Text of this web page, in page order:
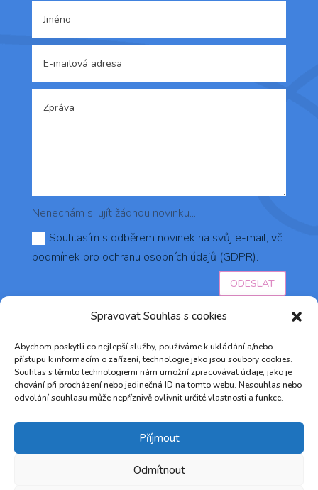
Spravovat Souhlas s cookies
Abychom poskytli co nejlepší služby, používáme k ukládání a/nebo
přístupu k informacím o zařízení, technologie jako jsou soubory cookies.
Souhlas s těmito technologiemi nám umožní zpracovávat údaje, jako je
chování při procházení nebo jedinečná ID na tomto webu. Nesouhlas nebo
odvolání souhlasu může nepříznivě ovlivnit určité vlastnosti a funkce.
Příjmout
Odmítnout
Nenechám si ujít žádnou novinku...
Souhlasím s odběrem novinek na svůj e-mail, vč.
podmínek pro ochranu osobních údajů (GDPR).
ODESLAT
© 2023 AZŮRO DO VLASŮ ♥ Vytvořilo studio
Marketingum&RH agency s.r.o.